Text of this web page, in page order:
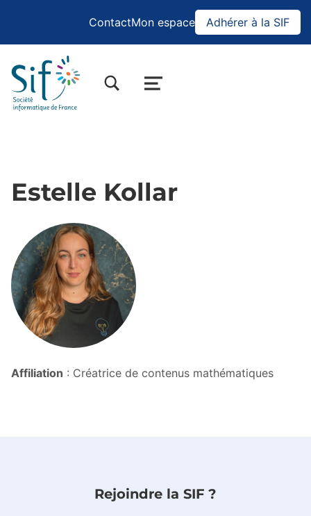
ContactMon espace Adhérer à la SIF
BASCULER LA BOÎTE DE DIALOGUE DU FORMULAIRE DE RECHERCHE
MENU
Estelle Kollar
Affiliation : Créatrice de contenus mathématiques
Rejoindre la SIF ?